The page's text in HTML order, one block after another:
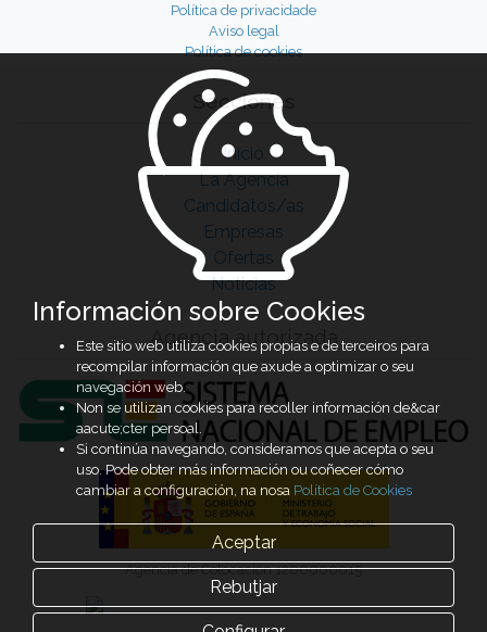
Política de privacidade
Aviso legal
Política de cookies
Secciones
Inicio
La Agencia
Candidatos/as
Empresas
Ofertas
Noticias
Agencia autorizada
Agencia de Colocación 1200000015
Información sobre Cookies
Este sitio web utiliza cookies propias e de terceiros para
recompilar información que axude a optimizar o seu
navegación web.
Non se utilizan cookies para recoller información de&car
aacute;cter persoal.
Si continúa navegando, consideramos que acepta o seu
uso. Pode obter más información ou coñecer cómo
cambiar a configuración, na nosa Política de Cookies
Aceptar
Rebutjar